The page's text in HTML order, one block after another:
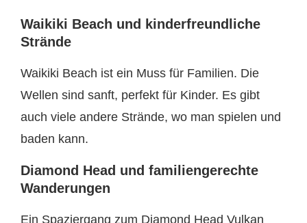
Waikiki Beach und kinderfreundliche
Strände
Waikiki Beach ist ein Muss für Familien. Die
Wellen sind sanft, perfekt für Kinder. Es gibt
auch viele andere Strände, wo man spielen und
baden kann.
Diamond Head und familiengerechte
Wanderungen
Ein Spaziergang zum Diamond Head Vulkan